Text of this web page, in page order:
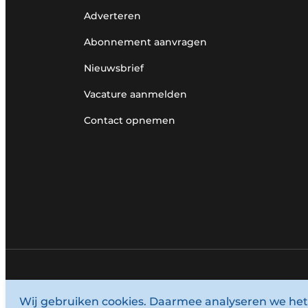
Adverteren
Abonnement aanvragen
Nieuwsbrief
Vacature aanmelden
Contact opnemen
© 1987 - 2026 Louwersmediagroep.
Wij gebruiken cookies. Daarmee analyseren we